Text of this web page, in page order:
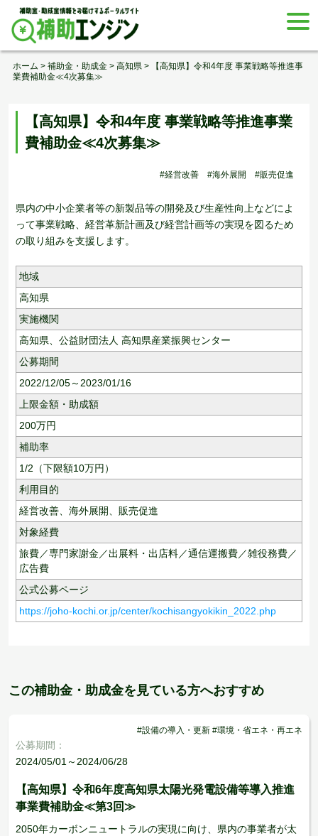
Skip
content
ホーム > 補助金・助成金 > 高知県 >
【高知県】令和4年度 事業戦略等推進事
業費補助金≪4次募集≫
【高知県】令和4年度 事業戦略等推進事業
費補助金≪4次募集≫
#経営改善 #海外展開 #販売促進
県内の中小企業者等の新製品等の開発及び生産性向上などによ
って事業戦略、経営革新計画及び経営計画等の実現を図るため
の取り組みを支援します。
地域
高知県
実施機関
高知県、公益財団法人 高知県産業振興センター
公募期間
2022/12/05～2023/01/16
上限金額・助成額
200万円
補助率
1/2（下限額10万円）
利用目的
経営改善、 海外展開、 販売促進
対象経費
旅費／専門家謝金／出展料・出店料／通信運搬費／雑役務費／
広告費
公式公募ページ
https://joho-kochi.or.jp/center/kochisangyokikin_2022.php
この補助金・助成金を見ている方へおすすめ
#設備の導入・更新 #環境・省エネ・再エネ
公募期間：
2024/05/01～2024/06/28
【高知県】令和6年度高知県太陽光発電設備等導入推進
事業費補助金≪第3回≫
2050年カーボンニュートラルの実現に向け、県内の事業者が太